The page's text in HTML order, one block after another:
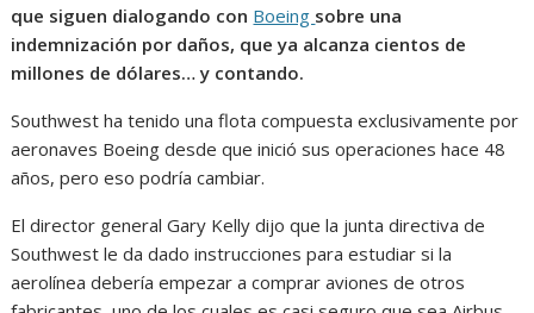
que siguen dialogando con Boeing sobre una
indemnización por daños, que ya alcanza cientos de
millones de dólares… y contando.
Southwest ha tenido una flota compuesta exclusivamente por
aeronaves Boeing desde que inició sus operaciones hace 48
años, pero eso podría cambiar.
El director general Gary Kelly dijo que la junta directiva de
Southwest le da dado instrucciones para estudiar si la
aerolínea debería empezar a comprar aviones de otros